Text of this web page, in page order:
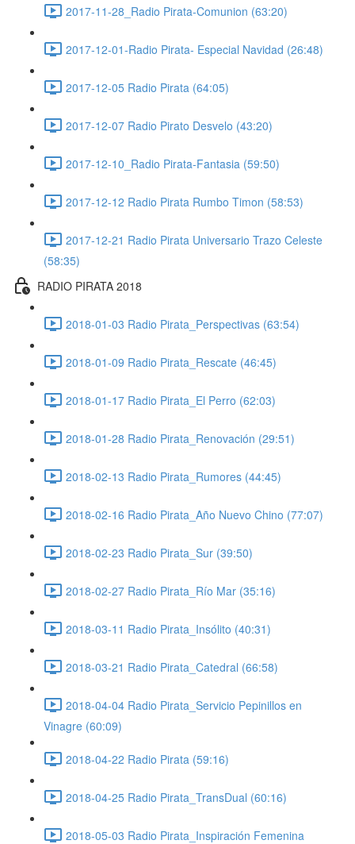
2017-11-28_Radio Pirata-Comunion (63:20)
2017-12-01-Radio Pirata- Especial Navidad (26:48)
2017-12-05 Radio Pirata (64:05)
2017-12-07 Radio Pirato Desvelo (43:20)
2017-12-10_Radio Pirata-Fantasia (59:50)
2017-12-12 Radio Pirata Rumbo Timon (58:53)
2017-12-21 Radio Pirata Universario Trazo Celeste
(58:35)
RADIO PIRATA 2018
2018-01-03 Radio Pirata_Perspectivas (63:54)
2018-01-09 Radio Pirata_Rescate (46:45)
2018-01-17 Radio Pirata_El Perro (62:03)
2018-01-28 Radio Pirata_Renovación (29:51)
2018-02-13 Radio Pirata_Rumores (44:45)
2018-02-16 Radio Pirata_Año Nuevo Chino (77:07)
2018-02-23 Radio Pirata_Sur (39:50)
2018-02-27 Radio Pirata_Río Mar (35:16)
2018-03-11 Radio Pirata_Insólito (40:31)
2018-03-21 Radio Pirata_Catedral (66:58)
2018-04-04 Radio Pirata_Servicio Pepinillos en
Vinagre (60:09)
2018-04-22 Radio Pirata (59:16)
2018-04-25 Radio Pirata_TransDual (60:16)
2018-05-03 Radio Pirata_Inspiración Femenina